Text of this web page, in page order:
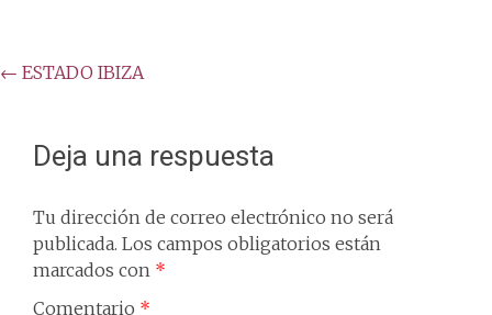
Post
← ESTADO IBIZA
Deja una respuesta
Tu dirección de correo electrónico no será
publicada. Los campos obligatorios están
marcados con *
Comentario *